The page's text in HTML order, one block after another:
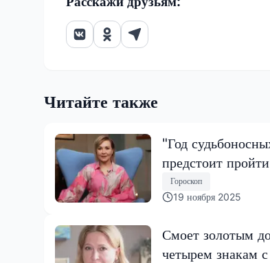
Читайте также
"Год
предстоит
Гороскоп
19 ноября 2025
Смоет золотым
четырем знакам